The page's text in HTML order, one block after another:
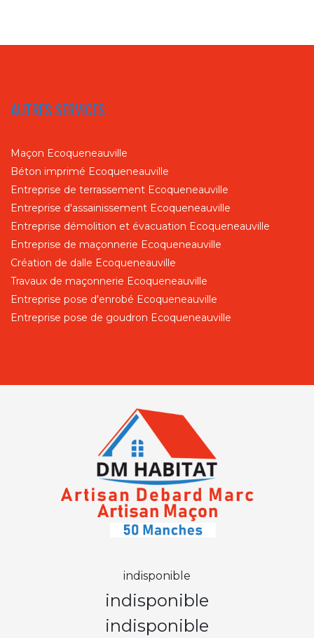
AUTRES SERVICES
Maçon Ecoqueneauville
Béton imprimé Ecoqueneauville
Entreprise de terrassement Ecoqueneauville
Entreprise d'assainissement Ecoqueneauville
Entreprise démolition et évacuation Ecoqueneauville
Entreprise de maçonnerie Ecoqueneauville
Création de dalle Ecoqueneauville
Travaux de maçonnerie Ecoqueneauville
Entreprise pose d'enrobé Ecoqueneauville
Entreprise pose de goudron Ecoqueneauville
indisponible
indisponible
indisponible